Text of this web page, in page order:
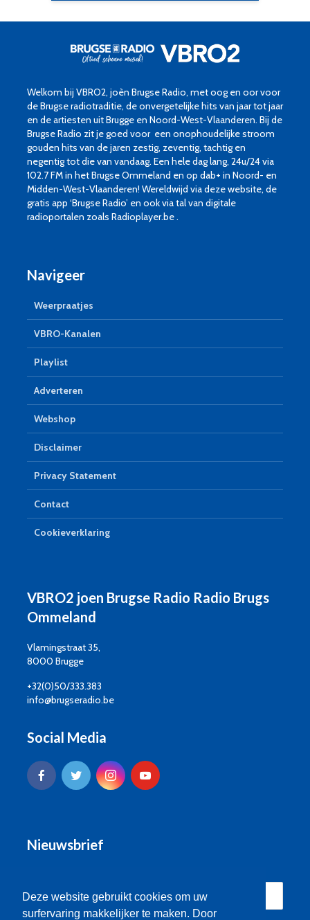
Deze website gebruikt cookies om uw
surfervaring makkelijker te maken. Door
Welkom bij VBRO2, joèn Brugse Radio, met oog en oor voor
de Brugse radiotraditie, de onvergetelijke hits van jaar tot jaar
en de artiesten uit Brugge en Noord-West-Vlaanderen. Bij de
Brugse Radio zit je goed voor een onophoudelijke stroom
gouden hits van de jaren zestig, zeventig, tachtig en
negentig tot die van vandaag. Een hele dag lang, 24u/24 via
102.7 FM in het Brugse Ommeland en op dab+ in Noord- en
Midden-West-Vlaanderen! Wereldwijd via deze website, de
gratis app ‘Brugse Radio’ en ook via tal van digitale
radioportalen zoals Radioplayer.be .
Navigeer
Weerpraatjes
VBRO-Kanalen
Playlist
Adverteren
Webshop
Disclaimer
Privacy Statement
Contact
Cookieverklaring
VBRO2 joen Brugse Radio Radio Brugs
Ommeland
Vlamingstraat 35,
8000 Brugge
+32(0)50/333.383
info@brugseradio.be
Social Media
Nieuwsbrief